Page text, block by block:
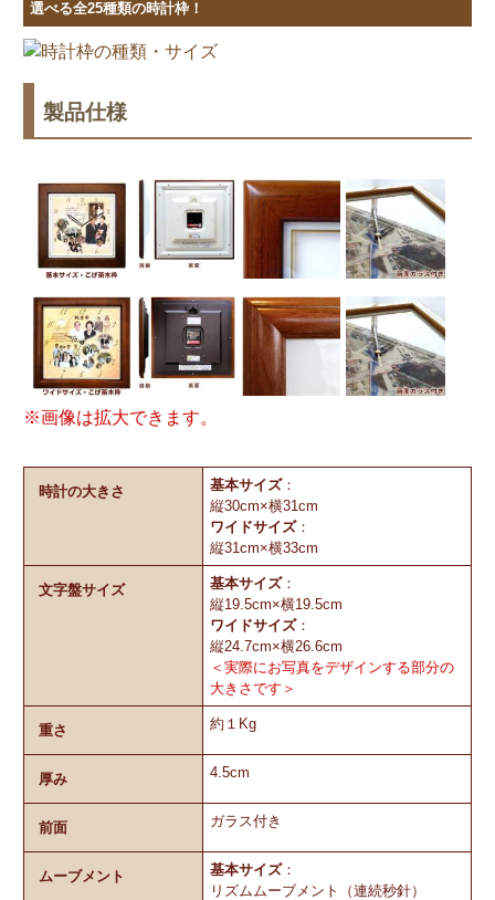
選べる全25種類の時計枠！
製品仕様
※画像は拡大できます。
時計の大きさ 基本サイズ：
縦30cm×横31cm
ワイドサイズ：
縦31cm×横33cm
文字盤サイズ 基本サイズ：
縦19.5cm×横19.5cm
ワイドサイズ：
縦24.7cm×横26.6cm
＜実際にお写真をデザインする部分の
大きさです＞
重さ 約１Kg
厚み 4.5cm
前面 ガラス付き
ムーブメント 基本サイズ：
リズムムーブメント（連続秒針）